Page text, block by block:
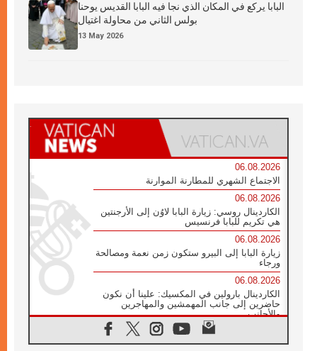
البابا يركع في المكان الذي نجا فيه البابا القديس يوحنا
بولس الثاني من محاولة اغتيال
13 May 2026
06.08.2026
الاجتماع الشهري للمطارنة الموارنة
06.08.2026
الكاردينال روسي: زيارة البابا لاوُن إلى الأرجنتين
هي تكريم للبابا فرنسيس
06.08.2026
زيارة البابا إلى البيرو ستكون زمن نعمة ومصالحة
ورجاء
06.08.2026
الكاردينال بارولين في المكسيك: علينا أن نكون
حاضرين إلى جانب المهمشين والمهاجرين
والأجانب
البابا لاوُن الرابع عشر للشباب في أسيزي: